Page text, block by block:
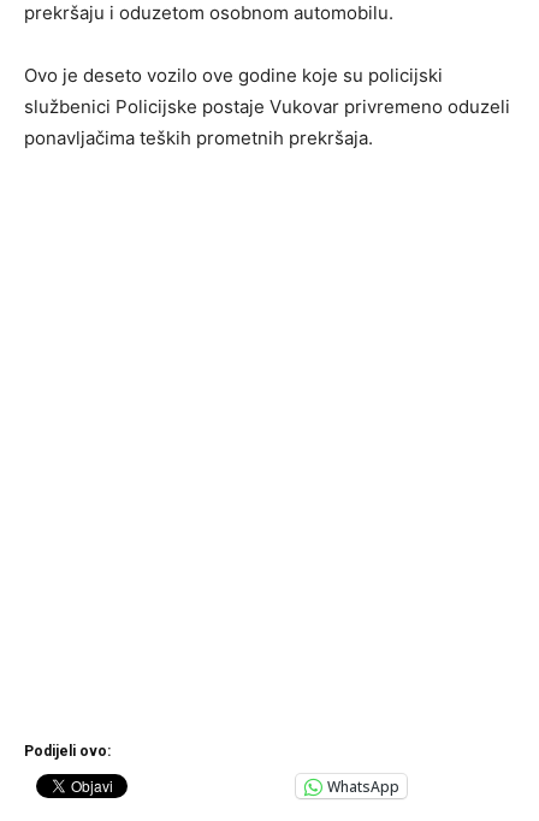
prekršaju i oduzetom osobnom automobilu.
Ovo je deseto vozilo ove godine koje su policijski
službenici Policijske postaje Vukovar privremeno oduzeli
ponavljačima teških prometnih prekršaja.
Podijeli ovo:
WhatsApp